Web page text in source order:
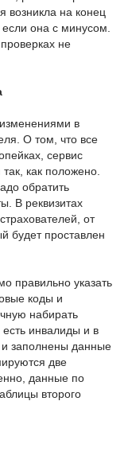
возникла на конец
она с минусом.
не
в
О том, что все
сервис
как положено.
обратить
В реквизитах
от
будет проставлен
правильно указать
коды и
набирать
есть инвалиды и в
и заполнены данные
две
данные по
второго